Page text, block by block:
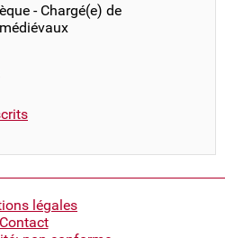
- Chargé(e) de
légales
Contact